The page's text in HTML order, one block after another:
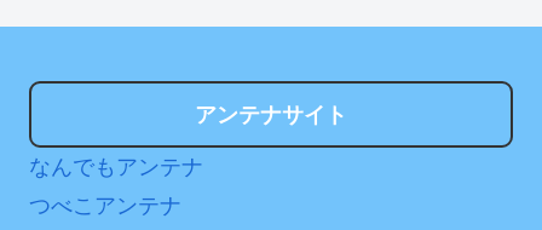
アンテナサイト
なんでもアンテナ
つべこアンテナ